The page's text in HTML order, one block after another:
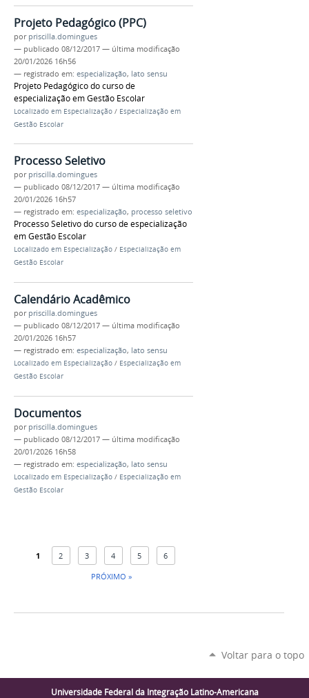
Projeto Pedagógico (PPC)
por priscilla.domingues
— publicado 08/12/2017 — última modificação
20/01/2026 16h56
— registrado em: especialização, lato sensu
Projeto Pedagógico do curso de
especialização em Gestão Escolar
Localizado em Especialização / Especialização em
Gestão Escolar
Processo Seletivo
por priscilla.domingues
— publicado 08/12/2017 — última modificação
20/01/2026 16h57
— registrado em: especialização, processo seletivo
Processo Seletivo do curso de especialização
em Gestão Escolar
Localizado em Especialização / Especialização em
Gestão Escolar
Calendário Acadêmico
por priscilla.domingues
— publicado 08/12/2017 — última modificação
20/01/2026 16h57
— registrado em: especialização, lato sensu
Localizado em Especialização / Especialização em
Gestão Escolar
Documentos
por priscilla.domingues
— publicado 08/12/2017 — última modificação
20/01/2026 16h58
— registrado em: especialização, lato sensu
Localizado em Especialização / Especialização em
Gestão Escolar
1 2 3 4 5
6
PRÓXIMO »
Voltar para o topo
Universidade Federal da Integração Latino-Americana